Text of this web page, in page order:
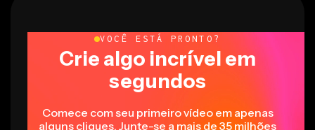
VOCÊ ESTÁ PRONTO?
Crie algo incrível em
segundos
Comece com seu primeiro vídeo em apenas
alguns cliques. Junte-se a mais de 35 milhões